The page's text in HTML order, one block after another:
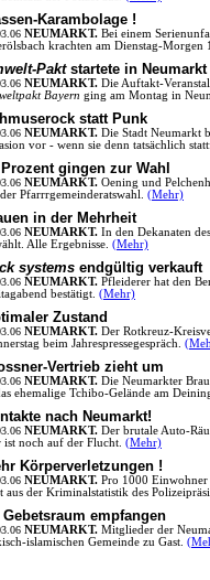
Karambolage !
NEUMARKT. Bei einem
krachten am Dienstag-
Paktstartete in Neumarkt
NEUMARKT. Die Auftakt-
Bayern ging am Montag in
statt Punk
NEUMARKT. Die Stadt Neumarkt
vor - wenn sie denn tatsächlich
gingen zur Wahl
NEUMARKT. Oening und
Pfarrrgemeinderatswahl. (Mehr)
in der Mehrheit
NEUMARKT. In den Dekanaten
Alle Ergebnisse. (Mehr)
systems endgültig verkauft
NEUMARKT. Pfleiderer hat den
bestätigt. (Mehr)
Zustand
NEUMARKT. Der Rotkreuz-
beim Jahrespressegespräch.
Vertrieb zieht um
NEUMARKT. Die Neumarkter
ehemalige Tchibo-Gelände am
nach Neumarkt!
NEUMARKT. Der brutale Auto-
ist noch auf der Flucht. (Mehr)
Körperverletzungen !
NEUMARKT. Pro 1000
aus der Kriminalstatistik des
Gebetsraum empfangen
NEUMARKT. Mitglieder der
islamischen Gemeinde zu Gast.